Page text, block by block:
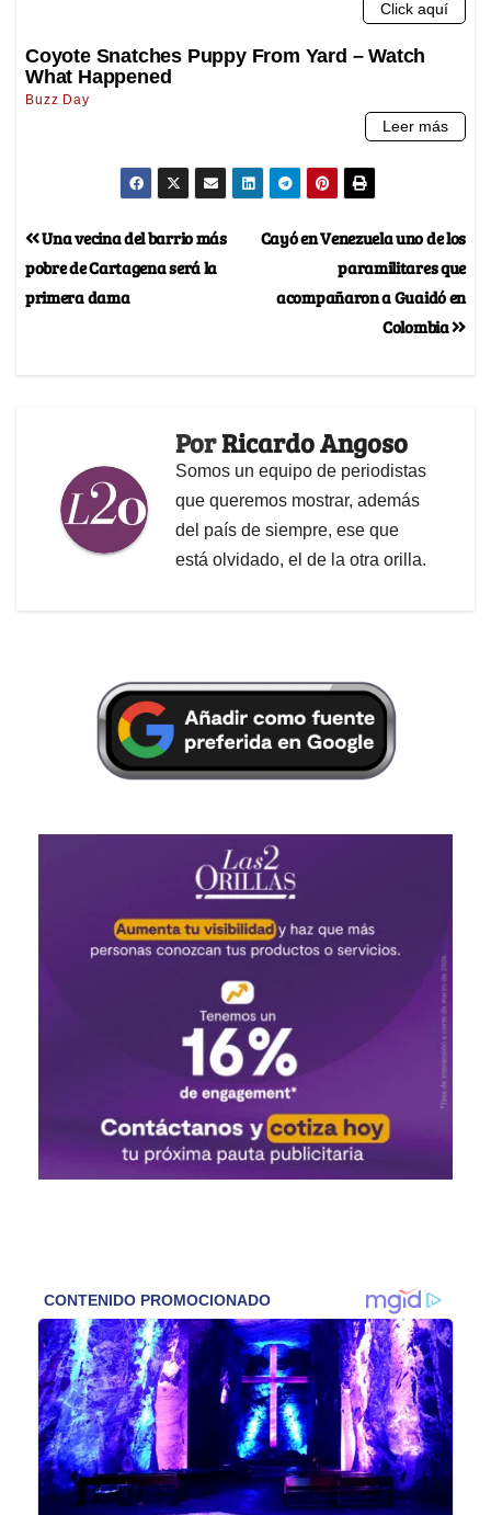
Cayó en Venezuela uno de los
paramilitares que
acompañaron a Guaidó en
Colombia
Una vecina del barrio más
pobre de Cartagena será la
primera dama
PorRicardo Angoso
Somos un equipo de periodistas
que queremos mostrar, además
del país de siempre, ese que
está olvidado, el de la otra orilla.